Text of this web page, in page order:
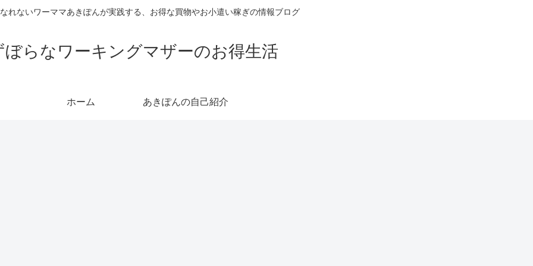
れないワーママあきぽんが実践する、お得な買物やお小遣い稼ぎの情報ブログ
ぼらなワーキングマザーのお得生活
ホーム あきぽんの自己紹介